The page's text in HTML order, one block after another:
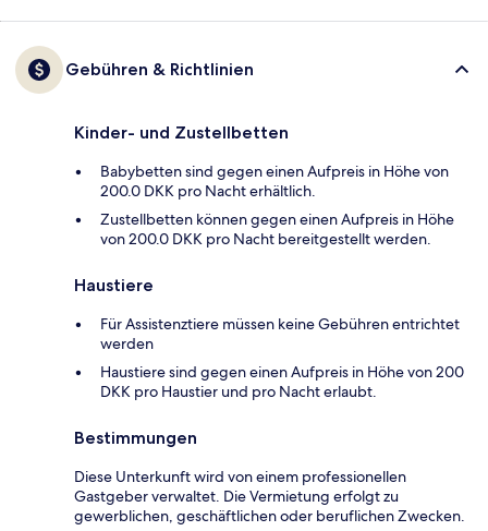
Gebühren & Richtlinien
Kinder- und Zustellbetten
Babybetten sind gegen einen Aufpreis in Höhe von
200.0 DKK pro Nacht erhältlich.
Zustellbetten können gegen einen Aufpreis in Höhe
von 200.0 DKK pro Nacht bereitgestellt werden.
Haustiere
Für Assistenztiere müssen keine Gebühren entrichtet
werden
Haustiere sind gegen einen Aufpreis in Höhe von 200
DKK pro Haustier und pro Nacht erlaubt.
Bestimmungen
Diese Unterkunft wird von einem professionellen
Gastgeber verwaltet. Die Vermietung erfolgt zu
gewerblichen, geschäftlichen oder beruflichen Zwecken.